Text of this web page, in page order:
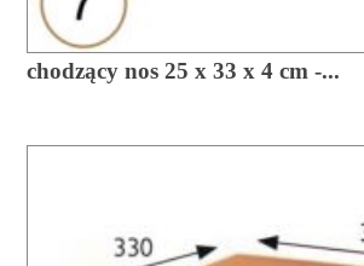
chodzący nos 25 x 33 x 4 cm -...